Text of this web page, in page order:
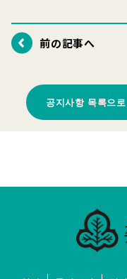
前の記事へ
공지사항 목록으로